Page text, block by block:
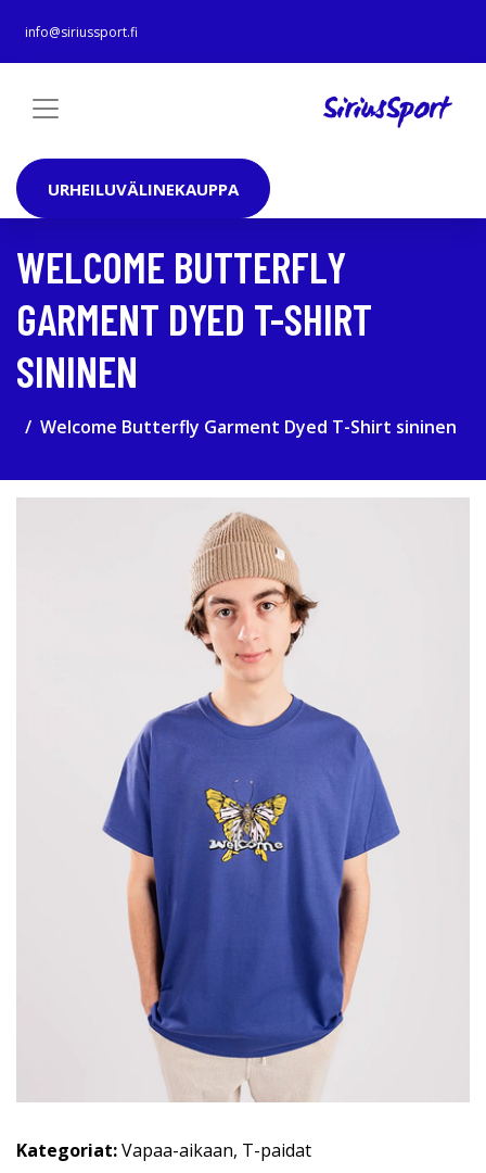
info@siriussport.fi
URHEILUVÄLINEKAUPPA
WELCOME BUTTERFLY
GARMENT DYED T-SHIRT
SININEN
Welcome Butterfly Garment Dyed T-Shirt sininen
Kategoriat:Vapaa-aikaan, T-paidat